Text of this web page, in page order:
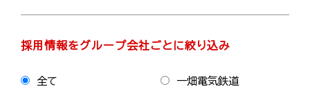
採用情報をグループ会社ごとに絞り込み
全て 一畑電気鉄道